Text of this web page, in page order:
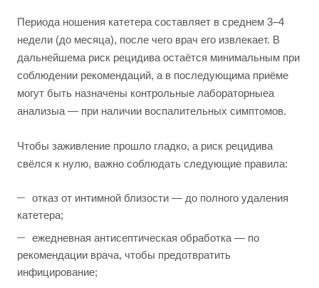
Периода ношения катетера составляет в среднем 3–4
недели (до месяца), после чего врач его извлекает. В
дальнейшема риск рецидива остаётся минимальным при
соблюдении рекомендаций, а в последующима приёме
могут быть назначены контрольные лабораторныеа
анализыа — при наличии воспалительных симптомов.
Чтобы заживление прошло гладко, а риск рецидива
свёлся к нулю, важно соблюдать следующие правила:
отказ от интимной близости — до полного удаления
катетера;
ежедневная антисептическая обработка — по
рекомендации врача, чтобы предотвратить
инфицирование;